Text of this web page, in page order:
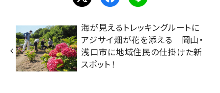
海が見えるトレッキングルートに
アジサイ畑が花を添える 岡山・
浅口市に地域住民の仕掛けた新
スポット！